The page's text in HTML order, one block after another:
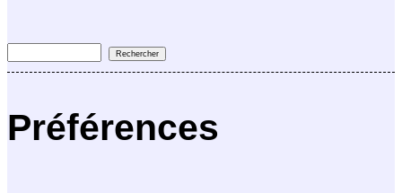
Préférences